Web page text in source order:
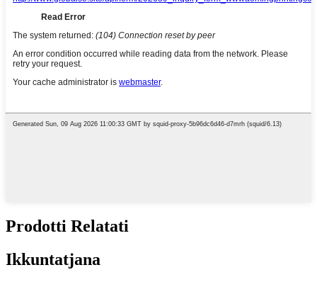
Prodotti Relatati
Ikkuntatjana